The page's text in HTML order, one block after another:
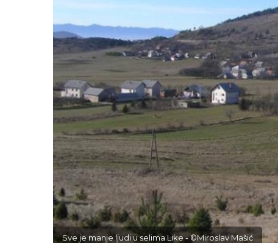
Sve je manje ljudi u selima Like - ©Miroslav Mašić